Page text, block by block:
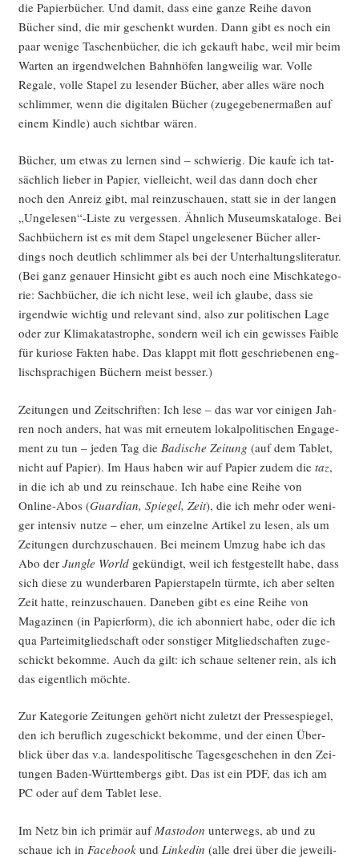
die Papier­bü­cher. Und damit, dass eine gan­ze Rei­he davon
Bücher sind, die mir geschenkt wur­den. Dann gibt es noch ein
paar weni­ge Taschen­bü­cher, die ich gekauft habe, weil mir beim
War­ten an irgend­wel­chen Bahn­hö­fen lang­wei­lig war. Vol­le
Rega­le, vol­le Sta­pel zu lesen­der Bücher, aber alles wäre noch
schlim­mer, wenn die digi­ta­len Bücher (zuge­ge­be­ner­ma­ßen auf
einem Kind­le) auch sicht­bar wären.
Bücher, um etwas zu ler­nen sind – schwie­rig. Die kau­fe ich tat­
säch­lich lie­ber in Papier, viel­leicht, weil das dann doch eher
noch den Anreiz gibt, mal rein­zu­schau­en, statt sie in der lan­gen
„Ungelesen“-Liste zu ver­ges­sen. Ähn­lich Muse­ums­ka­ta­lo­ge. Bei
Sach­bü­chern ist es mit dem Sta­pel unge­le­se­ner Bücher aller­
dings noch deut­lich schlim­mer als bei der Unter­hal­tungs­li­te­ra­tur.
(Bei ganz genau­er Hin­sicht gibt es auch noch eine Misch­ka­te­go­
rie: Sach­bü­cher, die ich nicht lese, weil ich glau­be, dass sie
irgend­wie wich­tig und rele­vant sind, also zur poli­ti­schen Lage
oder zur Kli­ma­ka­ta­stro­phe, son­dern weil ich ein gewis­ses Fai­ble
für kurio­se Fak­ten habe. Das klappt mit flott geschrie­be­nen eng­
lisch­spra­chi­gen Büchern meist besser.)
Zei­tun­gen und Zeit­schrif­ten: Ich lese – das war vor eini­gen Jah­
ren noch anders, hat was mit erneu­tem lokal­po­li­ti­schen Enga­ge­
ment zu tun – jeden Tag die Badi­sche Zei­tung (auf dem Tablet,
nicht auf Papier). Im Haus haben wir auf Papier zudem die taz,
in die ich ab und zu rein­schaue. Ich habe eine Rei­he von
Online-Abos (Guar­di­an, Spie­gel, Zeit), die ich mehr oder weni­
ger inten­siv nut­ze – eher, um ein­zel­ne Arti­kel zu lesen, als um
Zei­tun­gen durch­zu­schau­en. Bei mei­nem Umzug habe ich das
Abo der Jungle Worldgekün­digt, weil ich fest­ge­stellt habe, dass
sich die­se zu wun­der­ba­ren Papier­sta­peln türm­te, ich aber sel­ten
Zeit hat­te, rein­zu­schau­en. Dane­ben gibt es eine Rei­he von
Maga­zi­nen (in Papier­form), die ich abon­niert habe, oder die ich
qua Par­tei­mit­glied­schaft oder sons­ti­ger Mit­glied­schaf­ten zuge­
schickt bekom­me. Auch da gilt: ich schaue sel­te­ner rein, als ich
das eigent­lich möchte.
Zur Kate­go­rie Zei­tun­gen gehört nicht zuletzt der Pres­se­spie­gel,
den ich beruf­lich zuge­schickt bekom­me, und der einen Über­
blick über das v.a. lan­des­po­li­ti­sche Tages­ge­sche­hen in den Zei­
tun­gen Baden-Würt­tem­bergs gibt. Das ist ein PDF, das ich am
PC oder auf dem Tablet lese.
Im Netz bin ich pri­mär auf Mast­o­don unter­wegs, ab und zu
schaue ich in Face­book und Lin­ke­din (alle drei über die jewei­li­